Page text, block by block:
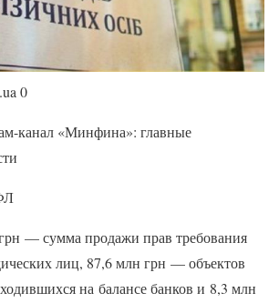
0
канал «Минфина»: главные
— сумма продажи прав требования
лиц, 87,6 млн грн — объектов
на балансе банков и 8,3 млн